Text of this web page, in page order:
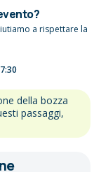
a rispettare la
della bozza
passaggi,